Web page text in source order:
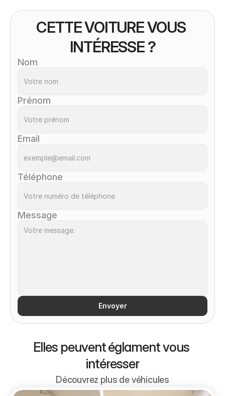
CETTE VOITURE VOUS
INTÉRESSE ?
Nom
Prénom
Email
Téléphone
Message
Envoyer
Elles peuvent églament vous
intéresser
Découvrez plus de véhicules